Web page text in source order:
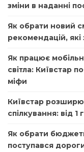
зміни в наданні
Як обрати новий
рекомендацій,
Як працює
світла: Київстар
міфи
Київстар
спілкування: від
Як обрати
поступався